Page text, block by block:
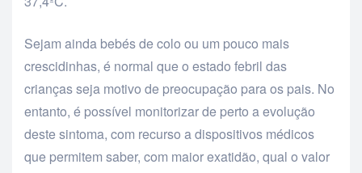
Sejam ainda bebés de colo ou um pouco mais
crescidinhas, é normal que o estado febril das
crianças seja motivo de preocupação para os pais. No
entanto, é possível monitorizar de perto a evolução
deste sintoma, com recurso a dispositivos médicos
que permitem saber, com maior exatidão, qual o valor